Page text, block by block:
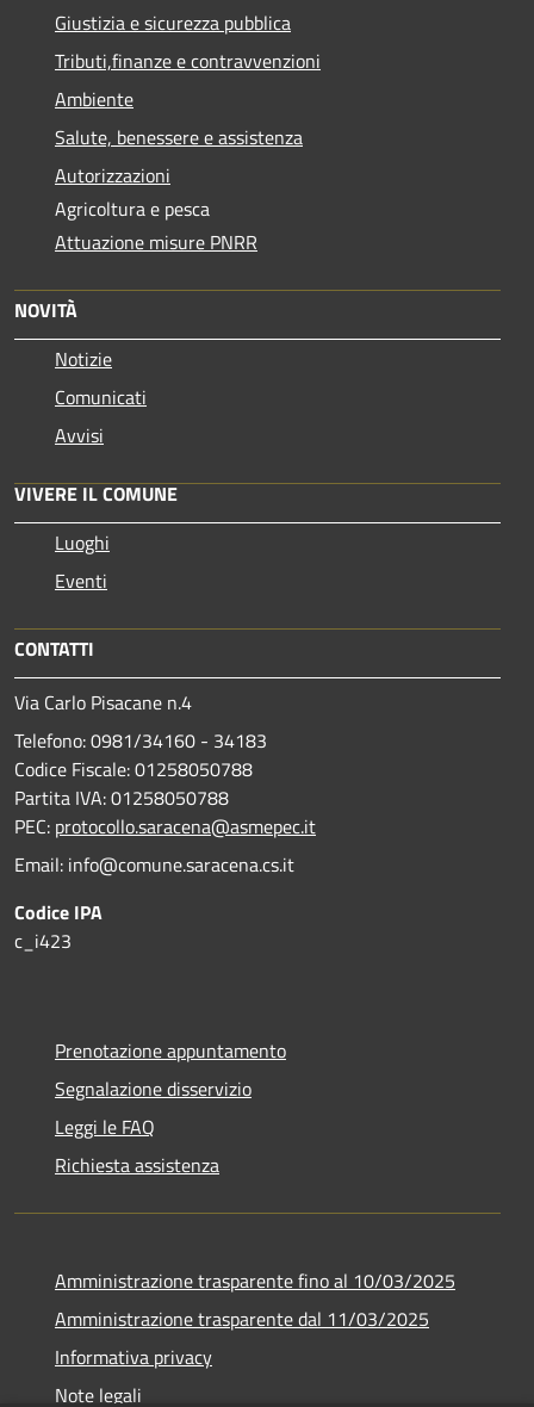
Giustizia e sicurezza pubblica
Tributi,finanze e contravvenzioni
Ambiente
Salute, benessere e assistenza
Autorizzazioni
Agricoltura e pesca
Attuazione misure PNRR
NOVITÀ
Notizie
Comunicati
Avvisi
VIVERE IL COMUNE
Luoghi
Eventi
CONTATTI
Via Carlo Pisacane n.4
Telefono: 0981/34160 - 34183
Codice Fiscale: 01258050788
Partita IVA: 01258050788
PEC: protocollo.saracena@asmepec.it
Email: info@comune.saracena.cs.it
Codice IPA
c_i423
Prenotazione appuntamento
Segnalazione disservizio
Leggi le FAQ
Richiesta assistenza
Amministrazione trasparente fino al 10/03/2025
Amministrazione trasparente dal 11/03/2025
Informativa privacy
Note legali